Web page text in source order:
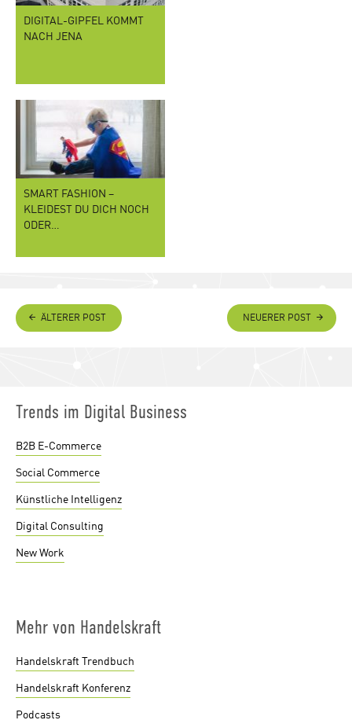
DIGITAL-GIPFEL KOMMT
NACH JENA
SMART FASHION –
KLEIDEST DU DICH NOCH
ODER…
ÄLTERER POST NEUERER POST
Trends im Digital Business
B2B E-Commerce
Social Commerce
Künstliche Intelligenz
Digital Consulting
New Work
Mehr von Handelskraft
Handelskraft Trendbuch
Handelskraft Konferenz
Podcasts